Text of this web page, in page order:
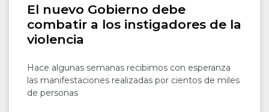
El nuevo Gobierno debe
combatir a los instigadores de la
violencia
Hace algunas semanas recibimos con esperanza
las manifestaciones realizadas por cientos de miles
de personas